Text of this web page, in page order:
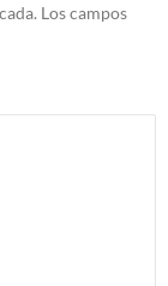
Los campos